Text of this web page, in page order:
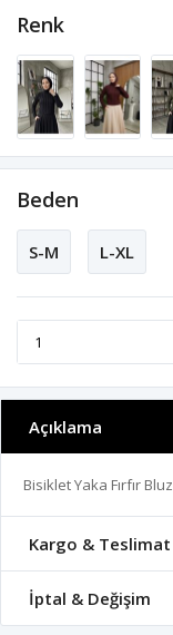
Renk
Beden
S-M L-XL
Açıklama
Bisiklet Yaka Fırfır Bluz
Kargo & Teslimat
İptal & Değişim